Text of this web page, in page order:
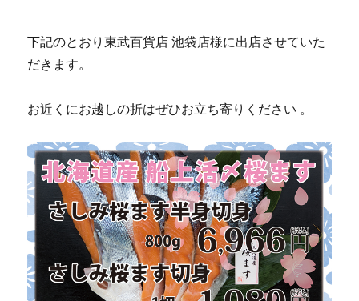
下記のとおり東武百貨店 池袋店様に出店させていた
だきます。
お近くにお越しの折はぜひお立ち寄りください 。